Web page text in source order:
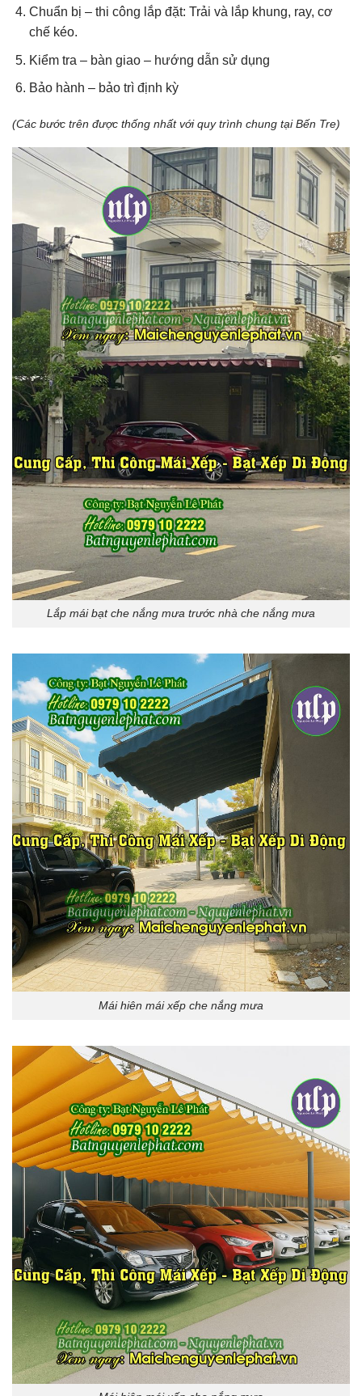
Chuẩn bị – thi công lắp đặt: Trải và lắp khung, ray, cơ
chế kéo.
Kiểm tra – bàn giao – hướng dẫn sử dụng
Bảo hành – bảo trì định kỳ
(Các bước trên được thống nhất với quy trình chung tại Bến Tre)
Lắp mái bạt che nắng mưa trước nhà che nắng mưa
Mái hiên mái xếp che nắng mưa